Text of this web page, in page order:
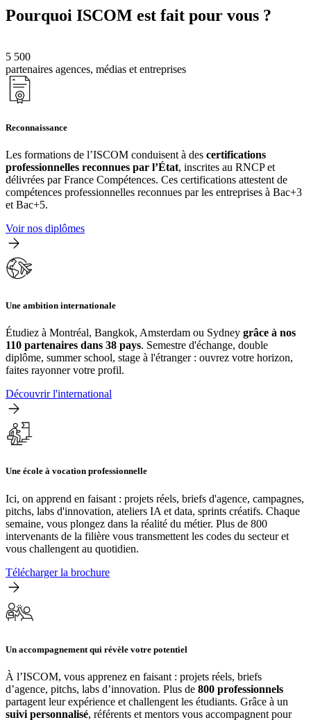
Pourquoi ISCOM est fait pour vous ?
5 500
partenaires agences, médias et entreprises
Reconnaissance
Les formations de l’ISCOM conduisent à des certifications
professionnelles reconnues par l’État, inscrites au RNCP et
délivrées par France Compétences. Ces certifications attestent de
compétences professionnelles reconnues par les entreprises à Bac+3
et Bac+5.
Voir nos diplômes
Une ambition internationale
Étudiez à Montréal, Bangkok, Amsterdam ou Sydney grâce à nos
110 partenaires dans 38 pays. Semestre d'échange, double
diplôme, summer school, stage à l'étranger : ouvrez votre horizon,
faites rayonner votre profil.
Découvrir l'international
Une école à vocation professionnelle
Ici, on apprend en faisant : projets réels, briefs d'agence, campagnes,
pitchs, labs d'innovation, ateliers IA et data, sprints créatifs. Chaque
semaine, vous plongez dans la réalité du métier. Plus de 800
intervenants de la filière vous transmettent les codes du secteur et
vous challengent au quotidien.
Télécharger la brochure
Un accompagnement qui révèle votre potentiel
À l’ISCOM, vous apprenez en faisant : projets réels, briefs
d’agence, pitchs, labs d’innovation. Plus de 800 professionnels
partagent leur expérience et challengent les étudiants. Grâce à un
suivi personnalisé, référents et mentors vous accompagnent pour